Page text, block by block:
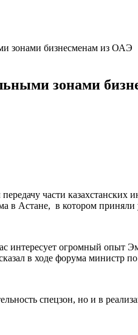
зонами бизнесменам из ОАЭ
зонами
части
в Астане, в котором
интересует огромный опыт
в ходе форума министр
спецзон, но и в